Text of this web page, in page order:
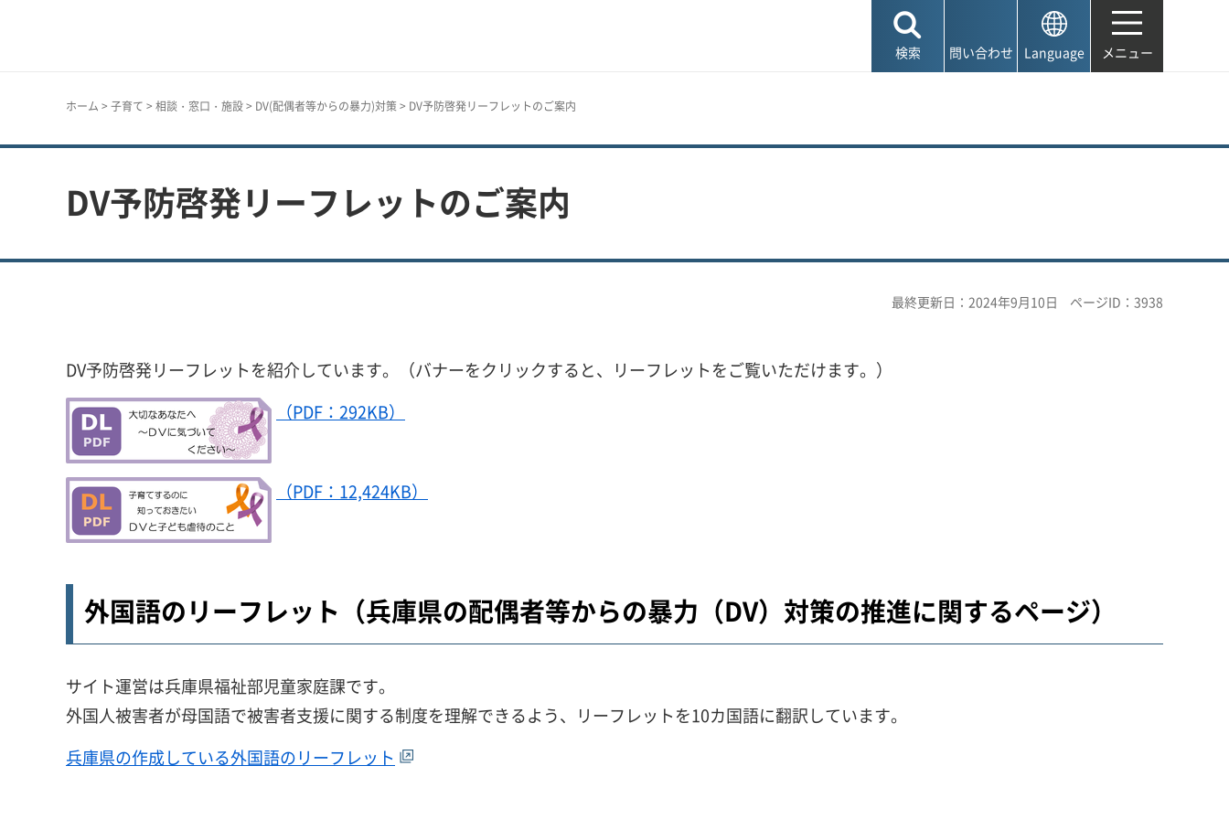
検索 問い合わせ Language メニュー
ホーム > 子育て > 相談・窓口・施設> DV(配偶者等からの暴力)対策> DV予防啓発リーフレットのご案内
DV予防啓発リーフレットのご案内
最終更新日：2024年9月10日 ページID：3938
DV予防啓発リーフレットを紹介しています。（バナーをクリックすると、リーフレットをご覧いただけます。）
（PDF：292KB）
（PDF：12,424KB）
外国語のリーフレット（兵庫県の配偶者等からの暴力（DV）対策の推進に関するページ）
サイト運営は兵庫県福祉部児童家庭課です。
外国人被害者が母国語で被害者支援に関する制度を理解できるよう、リーフレットを10カ国語に翻訳しています。
兵庫県の作成している外国語のリーフレット